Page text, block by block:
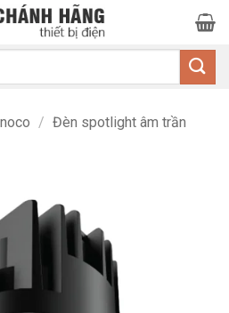
/ Đèn spotlight âm trần